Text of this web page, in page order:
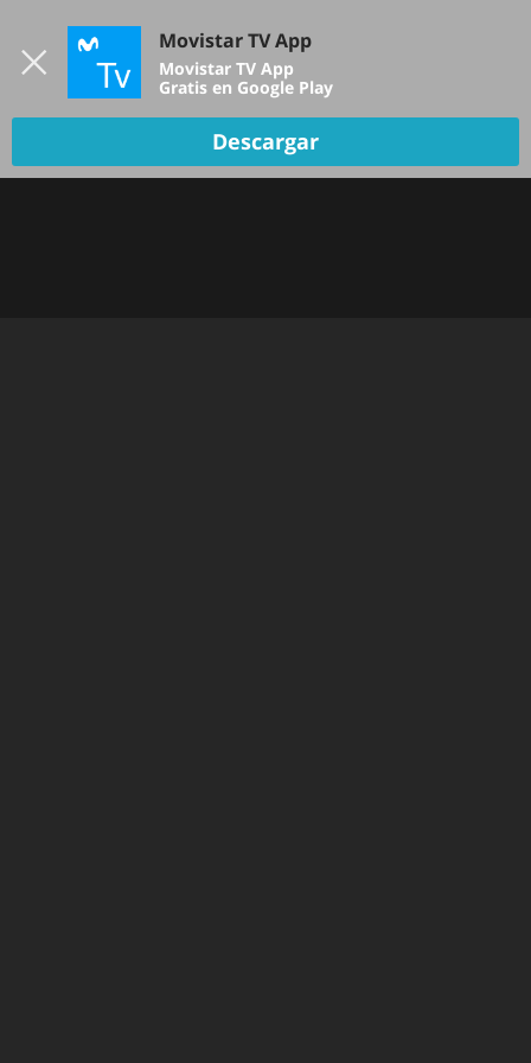
TV EN VIVO
Movistar TV App
Movistar TV App
Gratis en Google Play
Descargar